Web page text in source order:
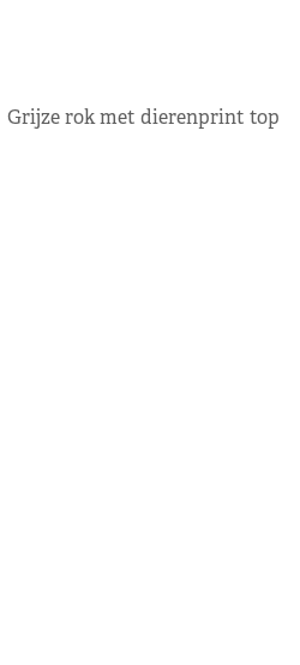
Grijze rok met dierenprint top